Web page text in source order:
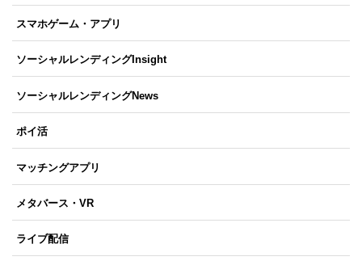
スマホゲーム・アプリ
ソーシャルレンディングInsight
ソーシャルレンディングNews
ポイ活
マッチングアプリ
メタバース・VR
ライブ配信